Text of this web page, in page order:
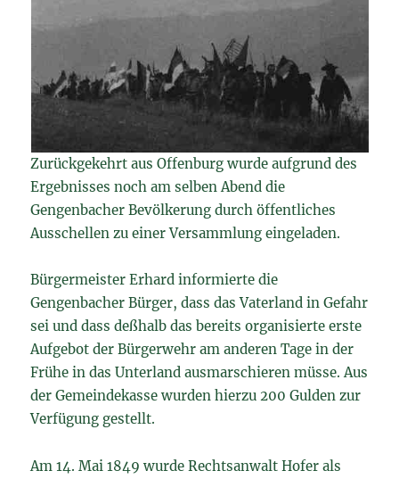
Zurückgekehrt aus Offenburg wurde aufgrund des
Ergebnisses noch am selben Abend die
Gengenbacher Bevölkerung durch öffentliches
Ausschellen zu einer Versammlung eingeladen.
Bürgermeister Erhard informierte die
Gengenbacher Bürger, dass das Vaterland in Gefahr
sei und dass deßhalb das bereits organisierte erste
Aufgebot der Bürgerwehr am anderen Tage in der
Frühe in das Unterland ausmarschieren müsse. Aus
der Gemeindekasse wurden hierzu 200 Gulden zur
Verfügung gestellt.
Am 14. Mai 1849 wurde Rechtsanwalt Hofer als